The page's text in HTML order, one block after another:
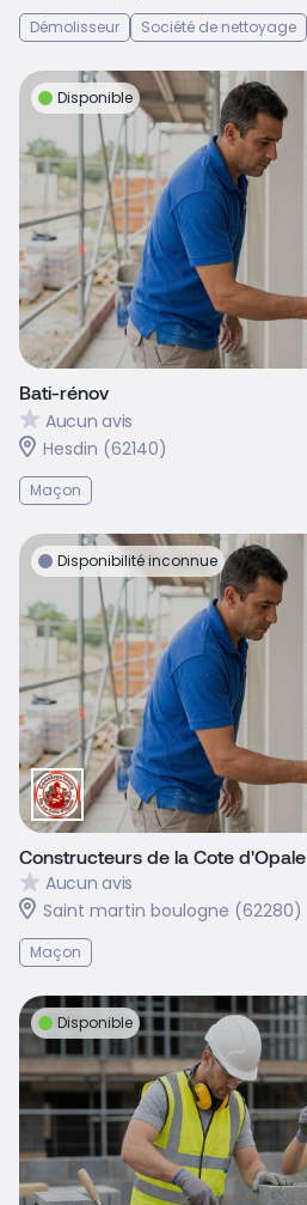
Démolisseur
Société de nettoyage
Disponible
Bati-rénov
Aucun avis
Hesdin (62140)
Maçon
Disponibilité inconnue
Constructeurs de la Cote d'Opale
Aucun avis
Saint martin boulogne (62280)
Maçon
Disponible